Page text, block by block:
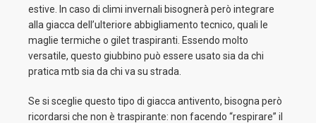
estive. In caso di climi invernali bisognerà però integrare
alla giacca dell’ulteriore abbigliamento tecnico, quali le
maglie termiche o gilet traspiranti. Essendo molto
versatile, questo giubbino può essere usato sia da chi
pratica mtb sia da chi va su strada.
Se si sceglie questo tipo di giacca antivento, bisogna però
ricordarsi che non è traspirante: non facendo “respirare” il